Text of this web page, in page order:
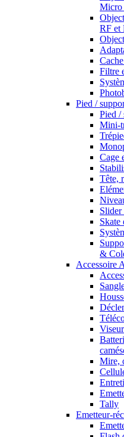
Micro
RF et
Filtre
Pied /
Pied /
Mini-
Cage
Tête,
Slider
Skate
&
Accessoire
Mire,
Tally
Emetteur-